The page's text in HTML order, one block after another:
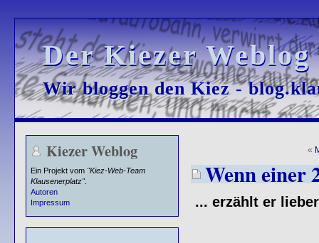
Der Kiezer
Der Kiezer
Wir bloggen den Kiez -
Wir bloggen den Kiez -
Kiezer Weblog
Ein Projekt vom "Kiez-Web-Team
Klausenerplatz".
Autoren
Impressum
«
Wenn einer
... erzählt er